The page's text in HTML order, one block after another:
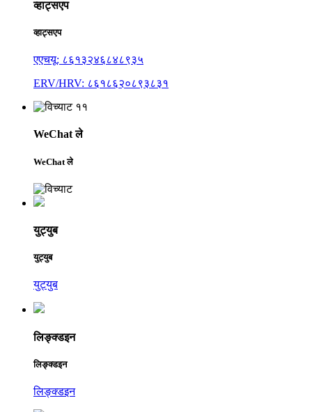
व्हाट्सएप
व्हाट्सएप
एएचयू: ८६१३२४६८४८९३५
ERV/HRV: ८६१८६२०८९३८३१
WeChat ले
WeChat ले
युट्युब
युट्युब
युट्युब
लिङ्क्डइन
लिङ्क्डइन
लिङ्क्डइन